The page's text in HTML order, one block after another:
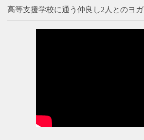
高等支援学校に通う仲良し2人とのヨガ